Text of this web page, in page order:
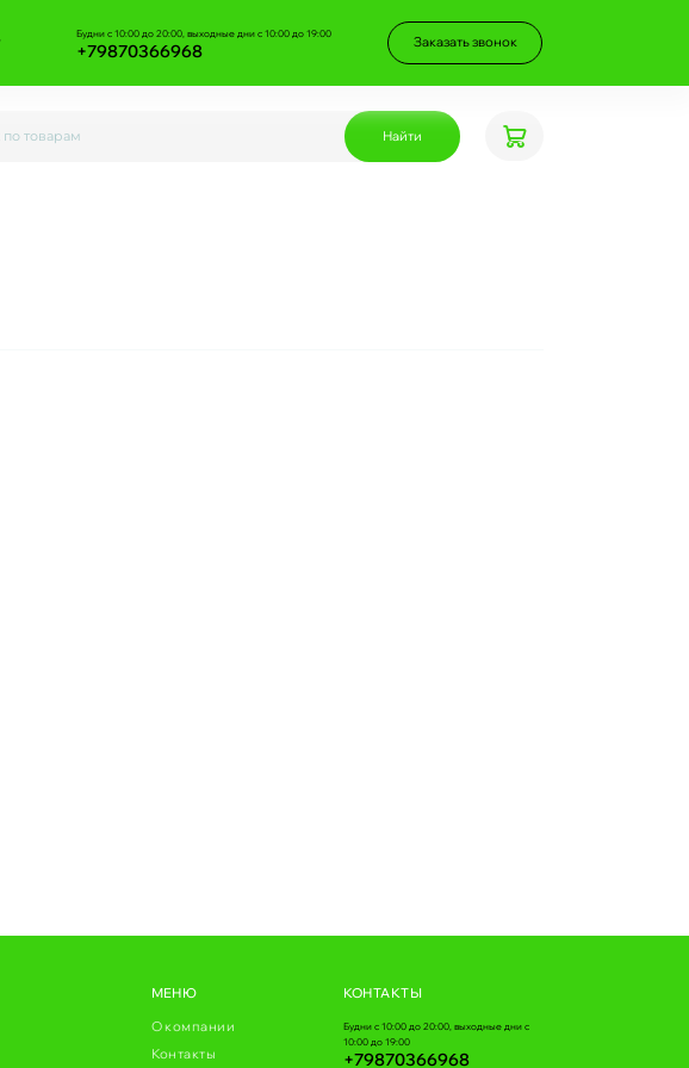
Будни с 10:00 до 20:00, выходные дни с 10:00 до 19:00
+79870366968 Заказать звонок
Найти
МЕНЮ
О компании
Контакты
КОНТАКТЫ
Будни с 10:00 до 20:00, выходные дни с
10:00 до 19:00
+79870366968